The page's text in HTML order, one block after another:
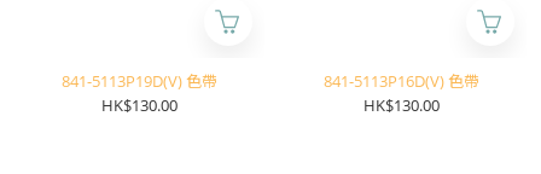
841-5113P19D(V) 色帶
HK$130.00
841-5113P16D(V) 色帶
HK$130.00